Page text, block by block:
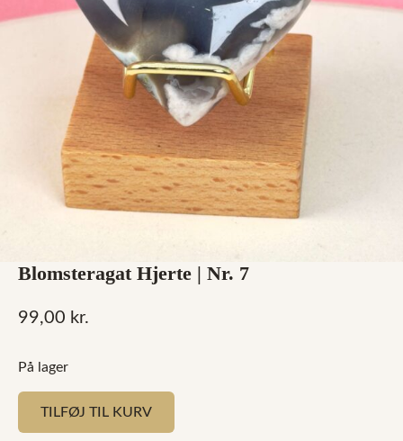
Blomsteragat Hjerte | Nr. 7
99,00 kr.
På lager
TILFØJ TIL KURV